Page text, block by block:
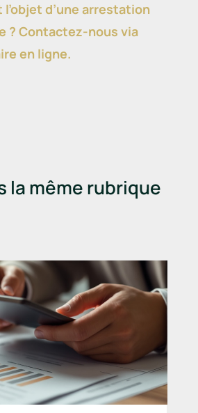
d’une arrestation
? Contactez-nous via
en ligne.
la même rubrique